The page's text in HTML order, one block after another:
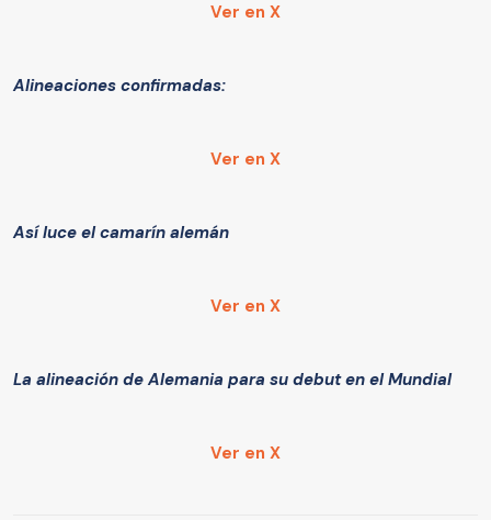
Ver en X
Alineaciones confirmadas:
Ver en X
Así luce el camarín alemán
Ver en X
La alineación de Alemania para su debut en el Mundial
Ver en X